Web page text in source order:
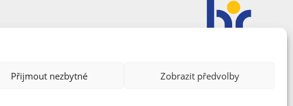
Přijmout nezbytné Zobrazit předvolby